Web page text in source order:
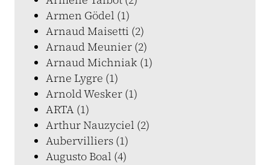
Armen Gödel (1)
Arnaud Maisetti (2)
Arnaud Meunier (2)
Arnaud Michniak (1)
Arne Lygre (1)
Arnold Wesker (1)
ARTA (1)
Arthur Nauzyciel (2)
Aubervilliers (1)
Augusto Boal (4)